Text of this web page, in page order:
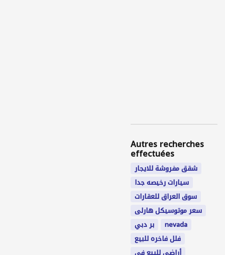
Autres recherches
effectuées
شقق مفروشة للايجار
سيارات رخيصه جدا
سوق العراق للعقارات
سعر موتوسيكل هارلى
بر دبي
nevada
فلل فاخره للبيع